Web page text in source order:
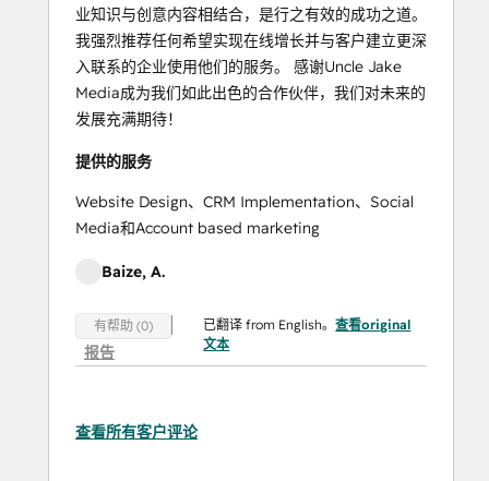
业知识与创意内容相结合，是行之有效的成功之道。
我强烈推荐任何希望实现在线增长并与客户建立更深
入联系的企业使用他们的服务。 感谢Uncle Jake
Media成为我们如此出色的合作伙伴，我们对未来的
发展充满期待！
提供的服务
Website Design、CRM Implementation、Social
Media和Account based marketing
Baize, A.
有帮助 (0)
报告
已翻译 from English。查看original
文本
查看所有客户评论